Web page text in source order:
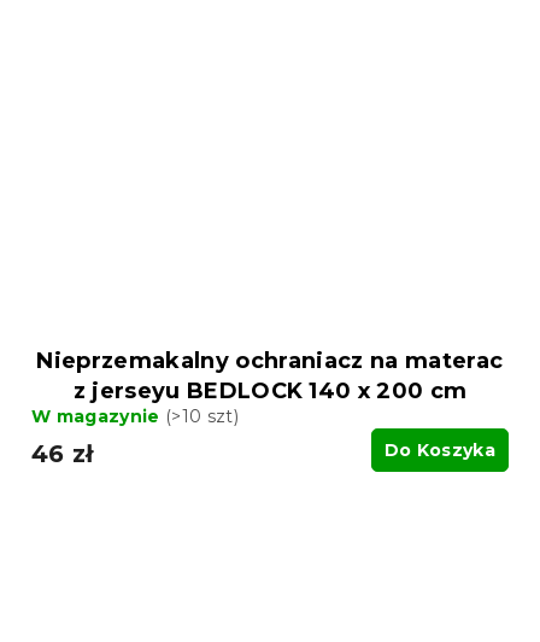
Nieprzemakalny ochraniacz na materac
z jerseyu BEDLOCK 140 x 200 cm
W magazynie (>10 szt)
46 zł Do Koszyka